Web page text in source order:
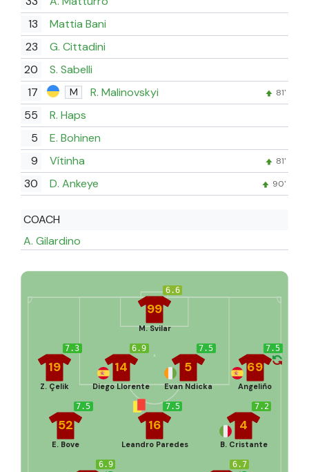
13
Mattia Bani
23
G. Cittadini
20
S. Sabelli
17
M R. Malinovskyi 81'
55
R. Haps
5
E. Bohinen
9
Vítinha 81'
30 D. Ankeye 90'
COACH
A. Gilardino
6.6
99
M. Svilar
7.5
69
Angeliño
7.5
5
Evan Ndicka
6.9
14
Diego Llorente
7.3
19
Z. Çelik
7.2
4
B. Cristante
7.5
16
Leandro Paredes
7.5
52
E. Bove
6.7
6.9